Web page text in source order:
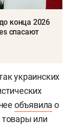
конца 2026
спасают
украинских
объявила о
или